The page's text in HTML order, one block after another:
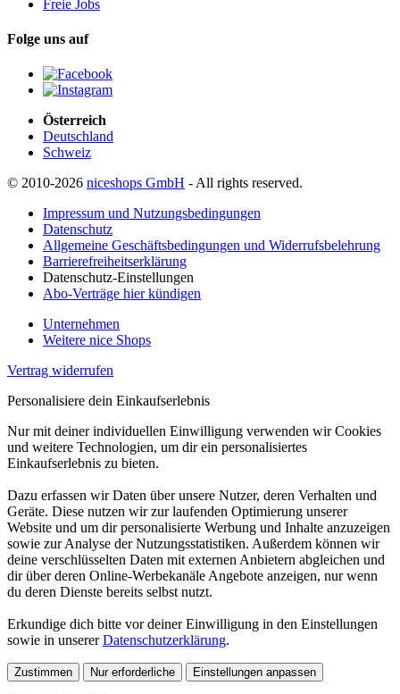
Freie Jobs
Folge uns auf
Österreich
Deutschland
Schweiz
© 2010-2026 niceshops GmbH - All rights reserved.
Impressum und Nutzungsbedingungen
Datenschutz
Allgemeine Geschäftsbedingungen und Widerrufsbelehrung
Barrierefreiheitserklärung
Datenschutz-Einstellungen
Abo-Verträge hier kündigen
Unternehmen
Weitere nice Shops
Vertrag widerrufen
Personalisiere dein Einkaufserlebnis
Nur mit deiner individuellen Einwilligung verwenden wir Cookies
und weitere Technologien, um dir ein personalisiertes
Einkaufserlebnis zu bieten.
Dazu erfassen wir Daten über unsere Nutzer, deren Verhalten und
Geräte. Diese nutzen wir zur laufenden Optimierung unserer
Website und um dir personalisierte Werbung und Inhalte anzuzeigen
sowie zur Analyse der Nutzungsstatistiken. Außerdem können wir
deine verschlüsselten Daten mit externen Anbietern abgleichen und
dir über deren Online-Werbekanäle Angebote anzeigen, nur wenn
du deren Dienste bereits selbst nutzt.
Erkundige dich bitte vor deiner Einwilligung in den Einstellungen
sowie in unsererDatenschutzerklärung.
Zustimmen Nur erforderliche Einstellungen anpassen